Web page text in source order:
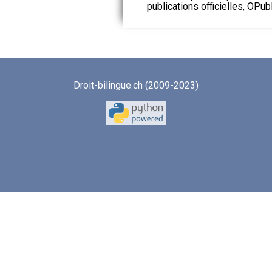
publications officielles,
Droit-bilingue.ch (2009-2023)